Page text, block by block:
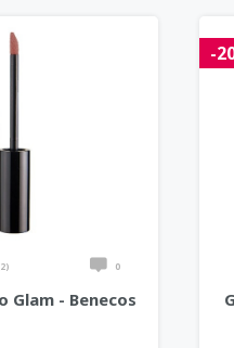
0
Glam - Benecos
-